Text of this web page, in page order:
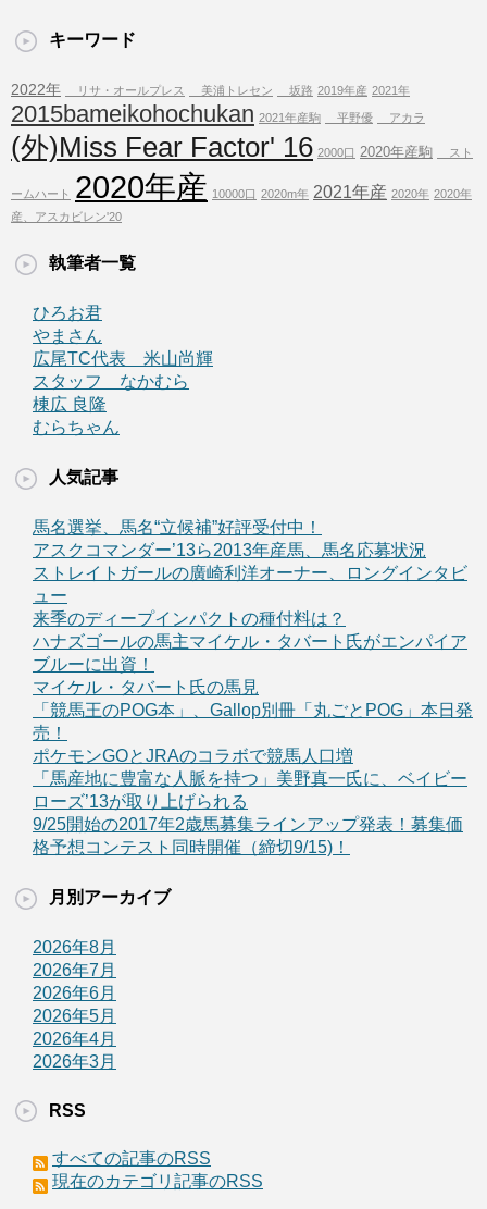
キーワード
2022年 リサ・オールプレス 美浦トレセン 坂路 2019年産 2021年
2015bameikohochukan 2021年産駒 平野優 アカラ
(外)Miss Fear Factor' 16 2000口 2020年産駒 スト
ームハート 2020年産 10000口 2020m年 2021年産 2020年 2020年
産、アスカビレン'20
執筆者一覧
ひろお君
やまさん
広尾TC代表 米山尚輝
スタッフ なかむら
棟広 良隆
むらちゃん
人気記事
馬名選挙、馬名“立候補”好評受付中！
アスクコマンダー’13ら2013年産馬、馬名応募状況
ストレイトガールの廣崎利洋オーナー、ロングインタビ
ュー
来季のディープインパクトの種付料は？
ハナズゴールの馬主マイケル・タバート氏がエンパイア
ブルーに出資！
マイケル・タバート氏の馬見
「競馬王のPOG本」、Gallop別冊「丸ごとPOG」本日発
売！
ポケモンGOとJRAのコラボで競馬人口増
「馬産地に豊富な人脈を持つ」美野真一氏に、ベイビー
ローズ’13が取り上げられる
9/25開始の2017年2歳馬募集ラインアップ発表！募集価
格予想コンテスト同時開催（締切9/15)！
月別アーカイブ
2026年8月
2026年7月
2026年6月
2026年5月
2026年4月
2026年3月
RSS
すべての記事のRSS
現在のカテゴリ記事のRSS